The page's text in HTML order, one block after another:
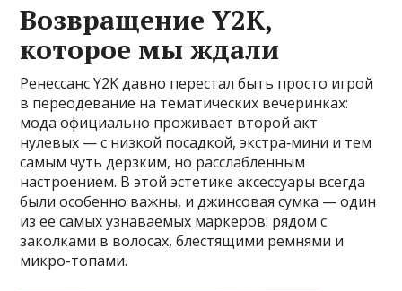
Возвращение Y2K,
которое мы ждали
Ренессанс Y2K давно перестал быть просто игрой
в переодевание на тематических вечеринках:
мода официально проживает второй акт
нулевых — с низкой посадкой, экстра‑мини и тем
самым чуть дерзким, но расслабленным
настроением. В этой эстетике аксессуары всегда
были особенно важны, и джинсовая сумка — один
из ее самых узнаваемых маркеров: рядом с
заколками в волосах, блестящими ремнями и
микро-топами.